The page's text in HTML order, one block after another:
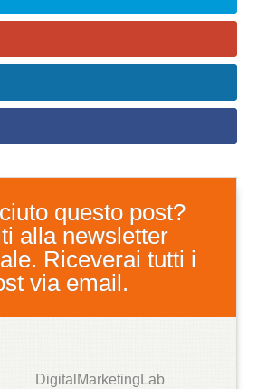
questo post?
alla newsletter
Riceverai tutti i
via email.
DigitalMarketingLab